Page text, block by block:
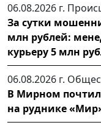
06.08.2026 г.
За сутки
млн рублей:
курьеру 5 млн
06.08.2026 г.
В Мирном
на руднике